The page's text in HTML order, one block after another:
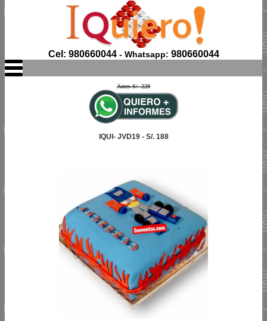
Cel: 980660044- Whatsapp: 980660044
Antes S/. 229
IQUI- JVD19 - S/. 188